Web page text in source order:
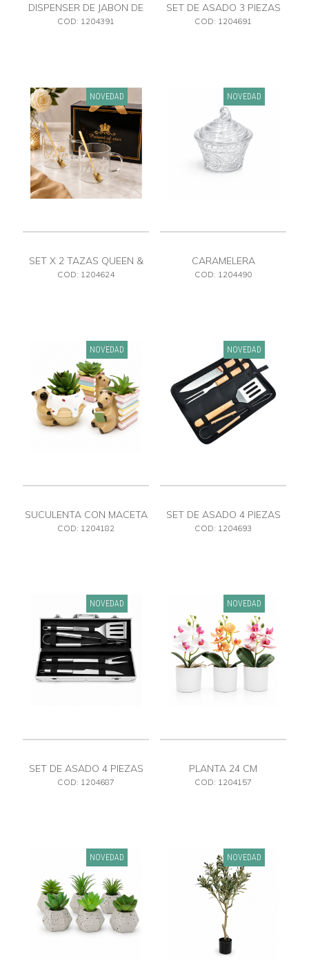
DISPENSER DE JABON DE
VIDRIO
COD: 1204391
SET DE ASADO 3 PIEZAS
ESTUCHE CON CIERRE
COD: 1204691
NOVEDAD
SET X 2 TAZAS QUEEN &
KING
COD: 1204624
NOVEDAD
CARAMELERA
COD: 1204490
NOVEDAD
SUCULENTA CON MACETA
COD: 1204182
NOVEDAD
SET DE ASADO 4 PIEZAS
ESTUCHE CON CIERRE
COD: 1204693
NOVEDAD
SET DE ASADO 4 PIEZAS
CON MALETIN
COD: 1204687
NOVEDAD
PLANTA 24 CM
COD: 1204157
NOVEDAD NOVEDAD